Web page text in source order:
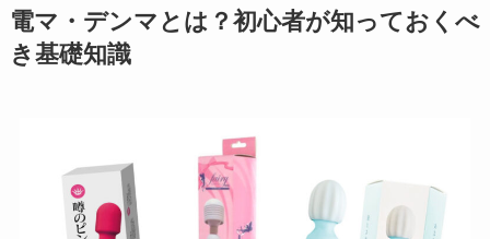
電マ・デンマとは？初心者が知っておくべ
き基礎知識